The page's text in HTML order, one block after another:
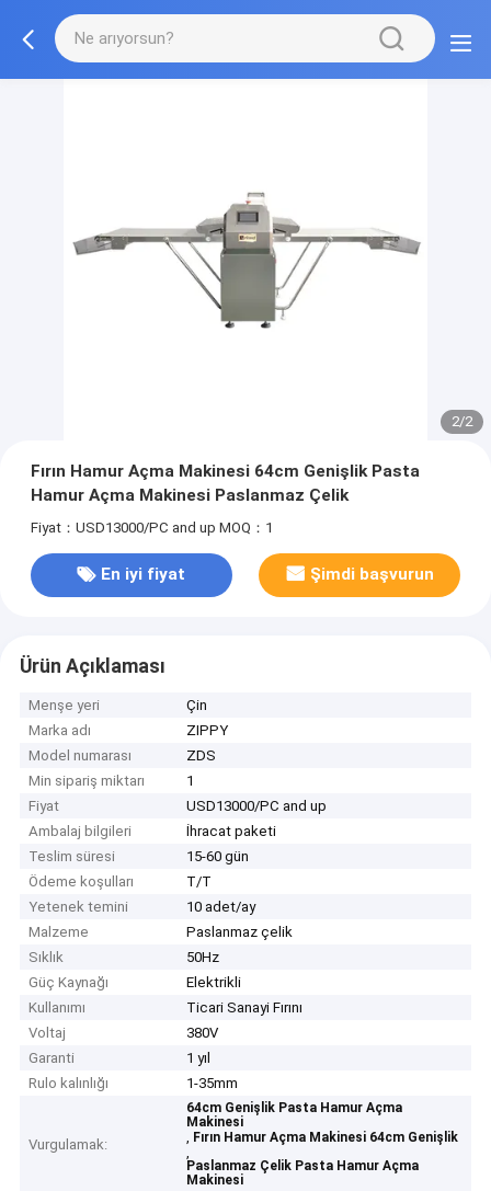
2/2
Fırın Hamur Açma Makinesi 64cm Genişlik Pasta
Hamur Açma Makinesi Paslanmaz Çelik
Fiyat：USD13000/PC and up MOQ：1
En iyi fiyat Şimdi başvurun
Ürün Açıklaması
Menşe yeri
Çin
Marka adı
ZIPPY
Model numarası
ZDS
Min sipariş miktarı
1
Fiyat
USD13000/PC and up
Ambalaj bilgileri
İhracat paketi
Teslim süresi
15-60 gün
Ödeme koşulları
T/T
Yetenek temini
10 adet/ay
Malzeme
Paslanmaz çelik
Sıklık
50Hz
Güç Kaynağı
Elektrikli
Kullanımı
Ticari Sanayi Fırını
Voltaj
380V
Garanti
1 yıl
Rulo kalınlığı
1-35mm
Vurgulamak:
64cm Genişlik Pasta Hamur Açma
Makinesi
, Fırın Hamur Açma Makinesi 64cm Genişlik
,
Paslanmaz Çelik Pasta Hamur Açma
Makinesi